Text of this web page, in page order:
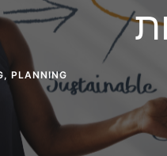
, PLANNING